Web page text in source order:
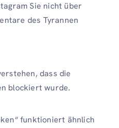
Sie nicht über
des Tyrannen
dass die
blockiert wurde.
funktioniert ähnlich